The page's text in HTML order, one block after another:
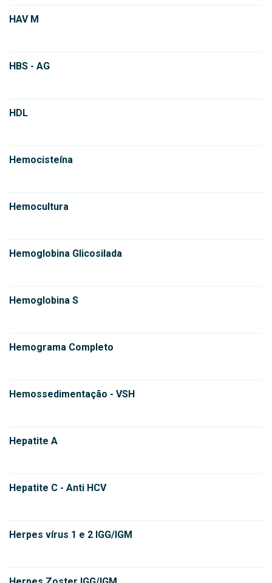
HAV M
HBS - AG
HDL
Hemocisteína
Hemocultura
Hemoglobina Glicosilada
Hemoglobina S
Hemograma Completo
Hemossedimentação - VSH
Hepatite A
Hepatite C - Anti HCV
Herpes vírus 1 e 2 IGG/IGM